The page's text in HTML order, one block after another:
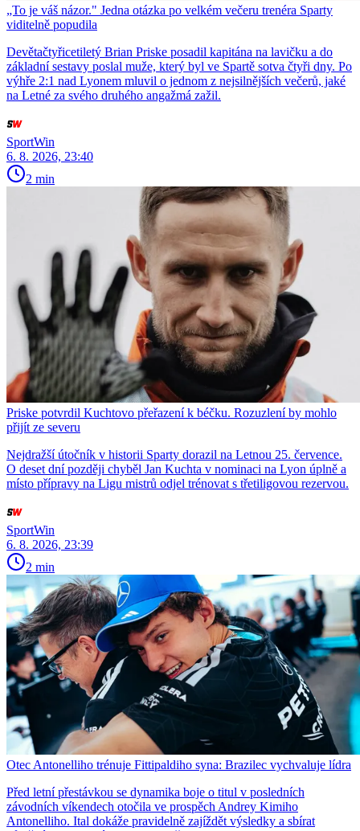
„To je váš názor." Jedna otázka po velkém večeru trenéra Sparty
viditelně popudila
Devětačtyřicetiletý Brian Priske posadil kapitána na lavičku a do
základní sestavy poslal muže, který byl ve Spartě sotva čtyři dny. Po
výhře 2:1 nad Lyonem mluvil o jednom z nejsilnějších večerů, jaké
na Letné za svého druhého angažmá zažil.
SportWin
6. 8. 2026, 23:40
2 min
Priske potvrdil Kuchtovo přeřazení k béčku. Rozuzlení by mohlo
přijít ze severu
Nejdražší útočník v historii Sparty dorazil na Letnou 25. července.
O deset dní později chyběl Jan Kuchta v nominaci na Lyon úplně a
místo přípravy na Ligu mistrů odjel trénovat s třetiligovou rezervou.
SportWin
6. 8. 2026, 23:39
2 min
Otec Antonelliho trénuje Fittipaldiho syna: Brazilec vychvaluje lídra
Před letní přestávkou se dynamika boje o titul v posledních
závodních víkendech otočila ve prospěch Andrey Kimiho
Antonelliho. Ital dokáže pravidelně zajíždět výsledky a sbírat